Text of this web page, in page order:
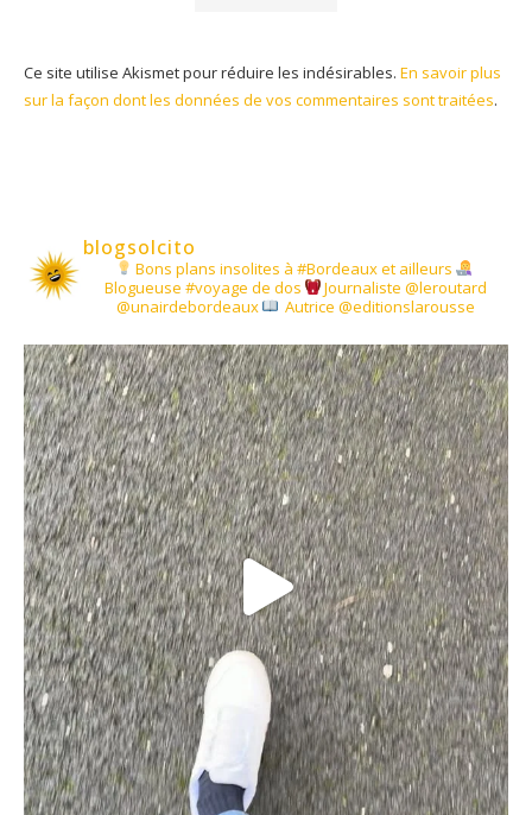
Ce site utilise Akismet pour réduire les indésirables. En savoir plus
sur la façon dont les données de vos commentaires sont traitées.
blogsolcito
Bons plans insolites à #Bordeaux et ailleurs
Blogueuse #voyage de dos
Journaliste @leroutard
@unairdebordeaux
Autrice @editionslarousse